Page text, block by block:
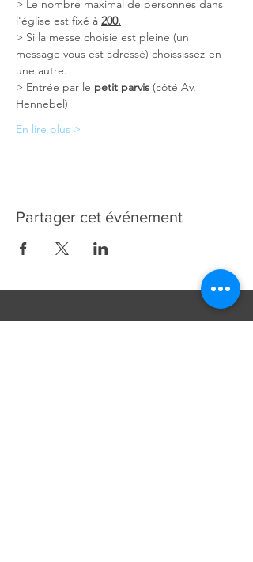
> Le nombre maximal de personnes dans
l'église est fixé à 200.
> Si la messe choisie est pleine (un
message vous est adressé) choississez-en
une autre.
> Entrée par le petit parvis (côté Av.
Hennebel)
En lire plus >
Partager cet événement
Contacts